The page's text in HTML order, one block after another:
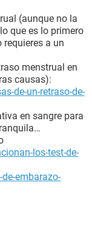
(aunque no la
que es lo primero
a un
menstrual en
causas):
de-un-retraso-de-
en sangre para
los-test-de-
embarazo-